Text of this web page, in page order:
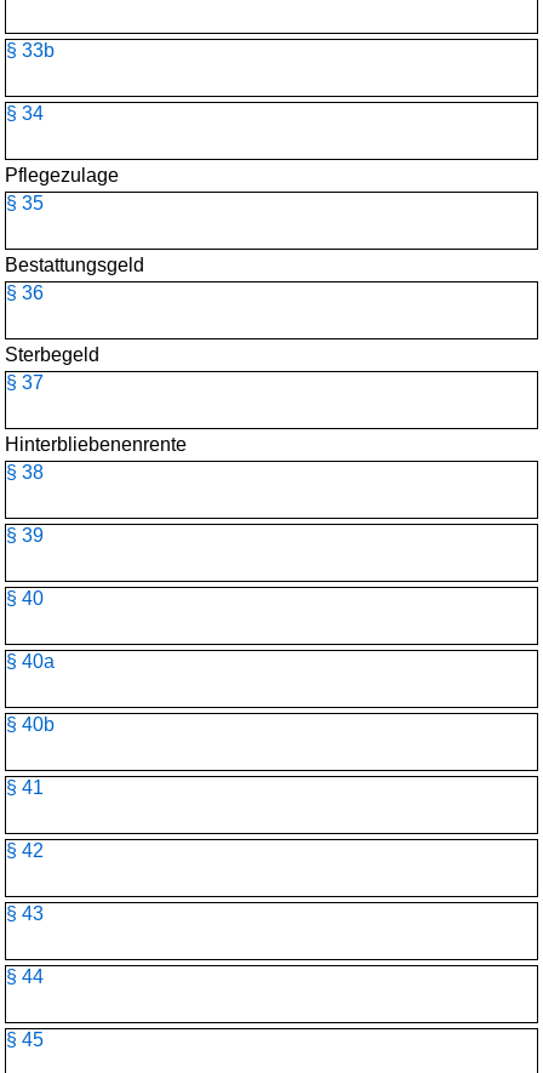
§ 33b
§ 34
Pflegezulage
§ 35
Bestattungsgeld
§ 36
Sterbegeld
§ 37
Hinterbliebenenrente
§ 38
§ 39
§ 40
§ 40a
§ 40b
§ 41
§ 42
§ 43
§ 44
§ 45